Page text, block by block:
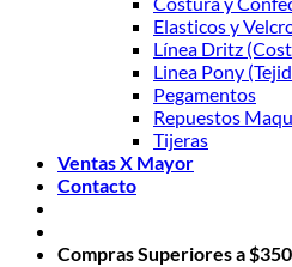
Elasticos y
Línea Dritz
Linea Pony
Pegamentos
Repuestos
Tijeras
Ventas X Mayor
Contacto
Compras Superiores a